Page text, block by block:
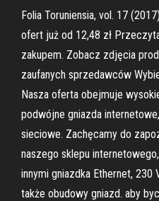
Folia Toruniensia, vol. 17
ofert już od 12,48 zł
zakupem. Zobacz zdjęcia
zaufanych sprzedawców
Nasza oferta obejmuje
podwójne gniazda
sieciowe. Zachęcamy do
naszego sklepu
innymi gniazdka Ethernet, 230
także obudowy gniazd. aby